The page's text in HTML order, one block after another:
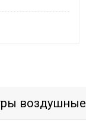
воздушные